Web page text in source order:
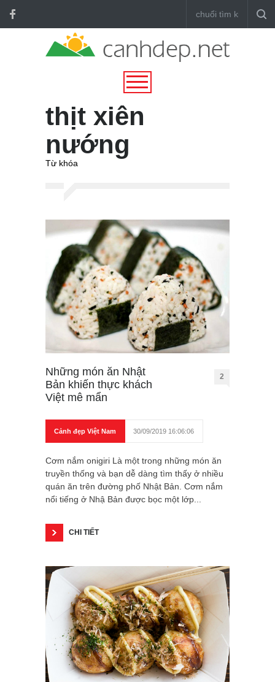
thịt xiên
nướng
Từ khóa
Những món ăn Nhật
Bản khiến thực khách
Việt mê mẩn
2
Cảnh đẹp Việt Nam 30/09/2019 16:06:06
Cơm nắm onigiri Là một trong những món ăn
truyền thống và bạn dễ dàng tìm thấy ở nhiều
quán ăn trên đường phố Nhật Bản. Cơm nắm
nổi tiếng ở Nhậ Bản được bọc một lớp...
CHI TIẾT